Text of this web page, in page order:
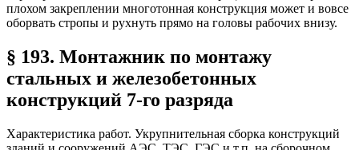
плохом закреплении многотонная конструкция может и вовсе
оборвать стропы и рухнуть прямо на головы рабочих внизу.
§ 193. Монтажник по монтажу
стальных и железобетонных
конструкций 7-го разряда
Характеристика работ. Укрупнительная сборка конструкций